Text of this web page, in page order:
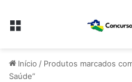
Menu
Início / Produtos marcados
Saúde”